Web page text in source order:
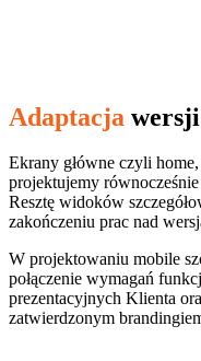
Adaptacja
Ekrany główne czyli
projektujemy
Resztę widoków
zakończeniu prac nad
W projektowaniu mobile
połączenie wymagań
prezentacyjnych Klienta
zatwierdzonym